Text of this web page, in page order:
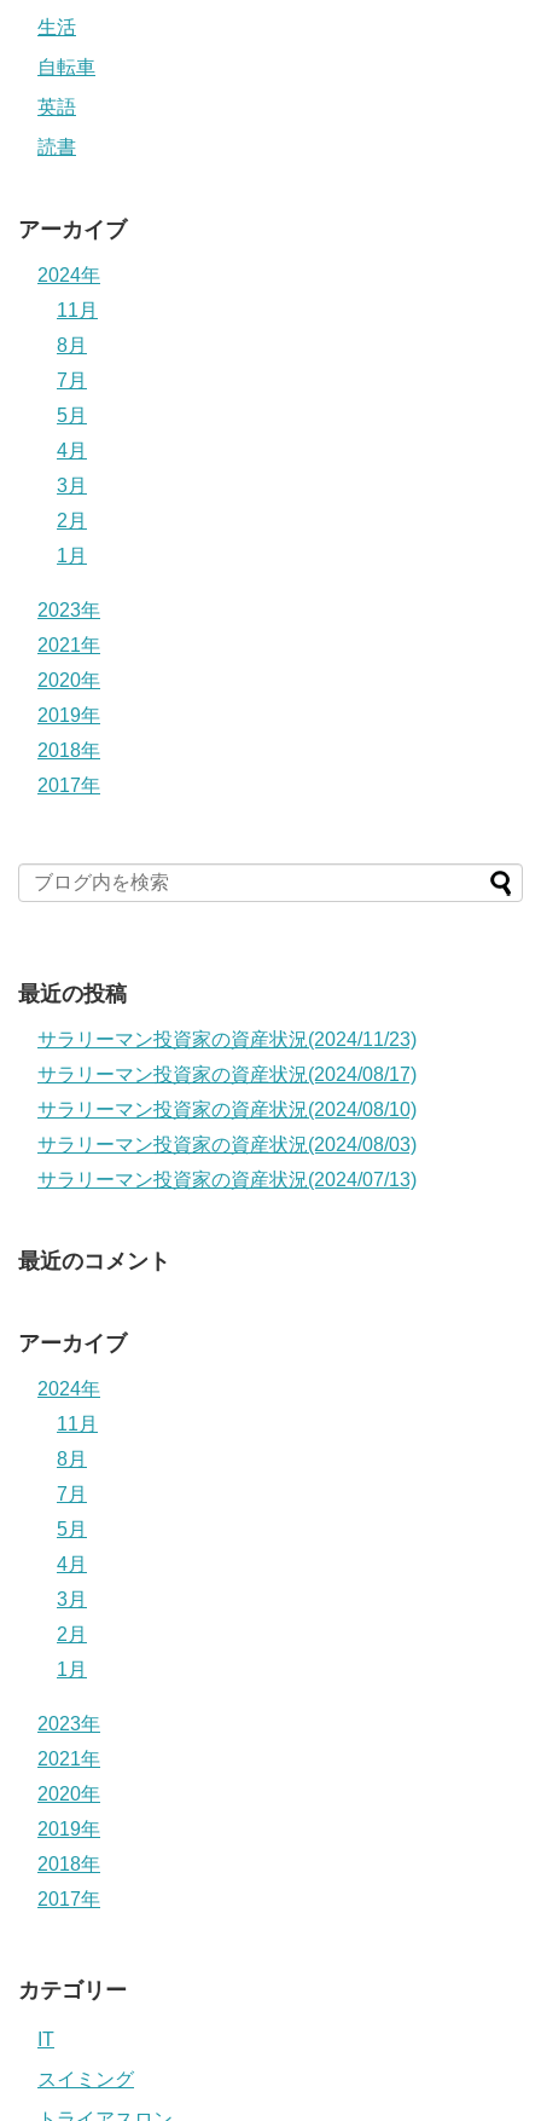
生活
自転車
英語
読書
アーカイブ
2024年
11月
8月
7月
5月
4月
3月
2月
1月
2023年
2021年
2020年
2019年
2018年
2017年
最近の投稿
サラリーマン投資家の資産状況(2024/11/23)
サラリーマン投資家の資産状況(2024/08/17)
サラリーマン投資家の資産状況(2024/08/10)
サラリーマン投資家の資産状況(2024/08/03)
サラリーマン投資家の資産状況(2024/07/13)
最近のコメント
アーカイブ
2024年
11月
8月
7月
5月
4月
3月
2月
1月
2023年
2021年
2020年
2019年
2018年
2017年
カテゴリー
IT
スイミング